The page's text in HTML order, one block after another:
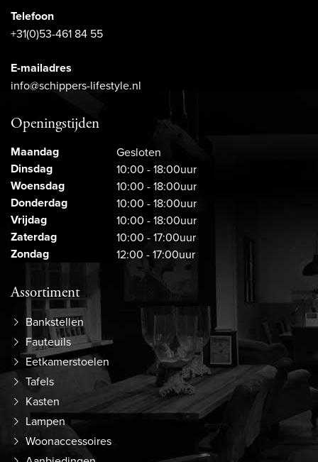
Telefoon
+31(0)53-461 84 55
E-mailadres
info@schippers-lifestyle.nl
Openingstijden
Maandag Gesloten
Dinsdag 10:00 - 18:00uur
Woensdag 10:00 - 18:00uur
Donderdag 10:00 - 18:00uur
Vrijdag 10:00 - 18:00uur
Zaterdag 10:00 - 17:00uur
Zondag 12:00 - 17:00uur
Assortiment
Bankstellen
Fauteuils
Eetkamerstoelen
Tafels
Kasten
Lampen
Woonaccessoires